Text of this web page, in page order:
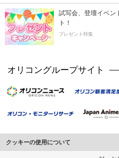
試写会、登壇イベン
ト！
プレゼント特集
オリコングループサイト
クッキーの使用について